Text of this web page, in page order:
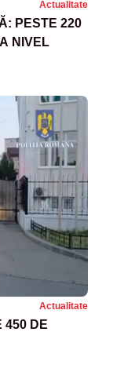
Actualitate
PESTE 220
NIVEL
Actualitate
450 DE